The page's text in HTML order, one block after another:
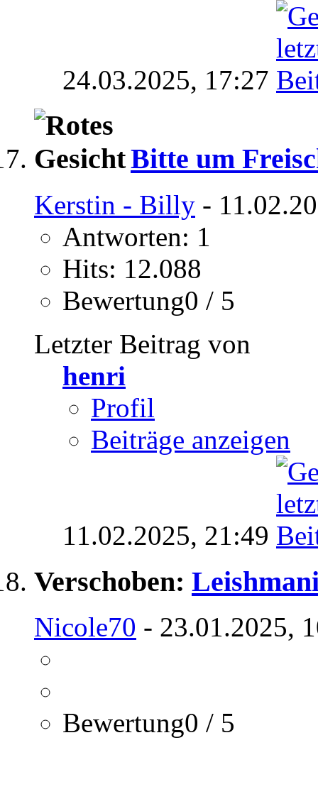
24.03.2025, 17:27
Bitte um
Kerstin - Billy -
Antworten: 1
Hits: 12.088
Bewertung0 / 5
Letzter Beitrag von
henri
Profil
Beiträge anzeigen
11.02.2025, 21:49
Verschoben:
Nicole70 - 23.01.2025,
Bewertung0 / 5